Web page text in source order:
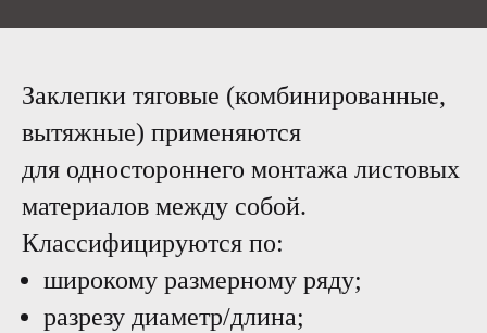
Заклепки тяговые (комбинированные,
вытяжные) применяются
для одностороннего монтажа листовых
материалов между собой.
Классифицируются по:
широкому размерному ряду;
разрезу диаметр/длина;